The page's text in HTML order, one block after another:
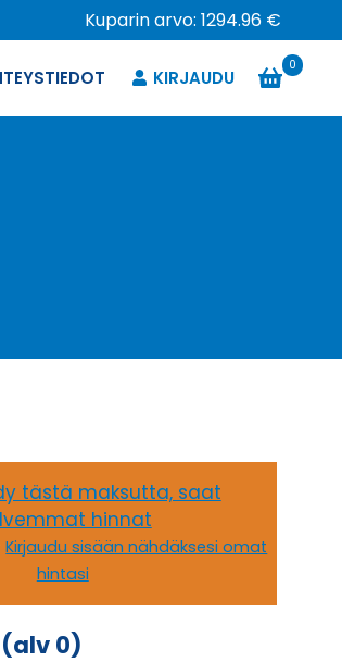
Kuparin arvo: 1294.96 €
KIRJAUDU
0
tästä maksutta, saat
hinnat
Kirjaudu sisään nähdäksesi omat
hintasi
(alv 0)